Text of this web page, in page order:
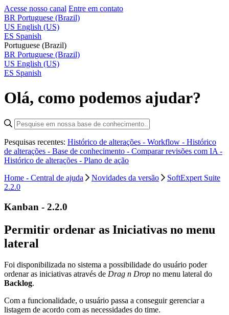
Acesse nosso canal Entre em contato
BR Portuguese (Brazil)
US English (US)
ES Spanish
Portuguese (Brazil)
BR Portuguese (Brazil)
US English (US)
ES Spanish
Olá, como podemos ajudar?
Pesquisas recentes: Histórico de alterações - Workflow - Histórico
de alterações - Base de conhecimento - Comparar revisões com IA -
Histórico de alterações - Plano de ação
Home - Central de ajuda
Novidades da versão
SoftExpert Suite
2.2.0
Kanban - 2.2.0
Permitir ordenar as Iniciativas no menu
lateral
Foi disponibilizada no sistema a possibilidade do usuário poder
ordenar as iniciativas através de Drag n Drop no menu lateral do
Backlog.
Com a funcionalidade, o usuário passa a conseguir gerenciar a
listagem de acordo com as necessidades do time.